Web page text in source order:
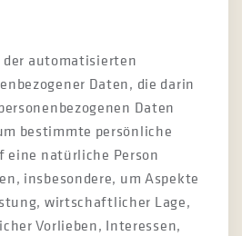
automatisierten
Daten, die darin
Daten
bestimmte persönliche
eine natürliche Person
insbesondere, um Aspekte
wirtschaftlicher Lage,
Vorlieben, Interessen,